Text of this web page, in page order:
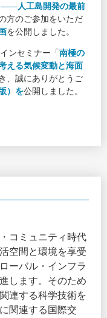
――人工島開発の最前
方のご参加をいただ
を公開しました。
ンセミナー「 南極の
える気候変動と海面
、誠にありがとうご
）を公開しました。
コミュニティ時代
空間と環境を享受
ーバル・インフラ
します。そのため
連する科学技術を
関連する国際交